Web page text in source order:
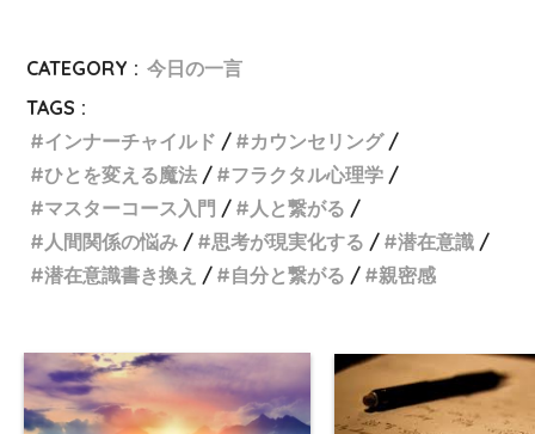
CATEGORY : 今日の一言
TAGS :
インナーチャイルド
カウンセリング
ひとを変える魔法
フラクタル心理学
マスターコース入門
人と繋がる
人間関係の悩み
思考が現実化する
潜在意識
潜在意識書き換え
自分と繋がる 親密感